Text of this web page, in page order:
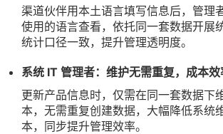
渠道伙伴用本土语言填写信息后，管理
使用的语言查看，依托同一套数据开展
统计口径一致，提升管理透明度。
系统 IT 管理者：维护无需重复，成本
更新产品信息时，仅需在同一套数据下
本，无需重复创建数据，大幅降低系统
本，同步提升管理效率。